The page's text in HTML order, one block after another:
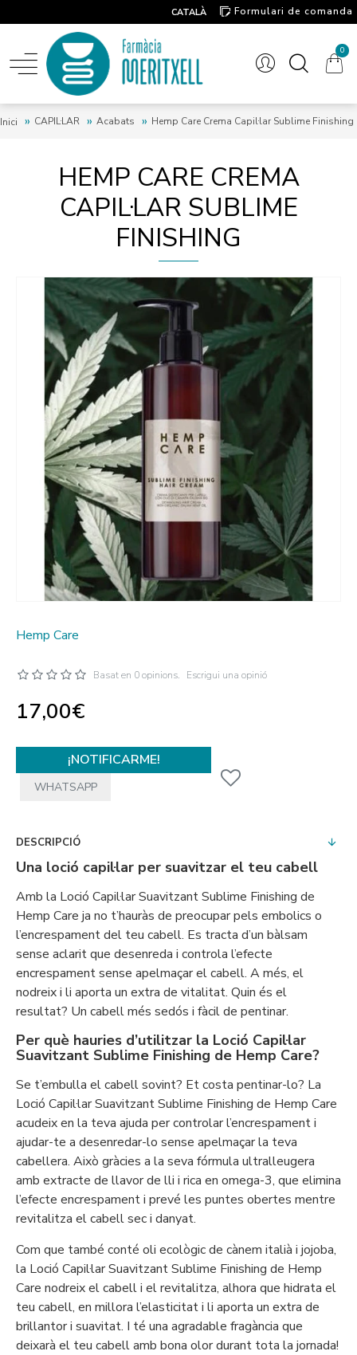
CATALÀ
Formulari de comanda
0
Inici CAPIL·LAR Acabats Hemp Care Crema Capil·lar Sublime Finishing
HEMP CARE CREMA
CAPIL·LAR SUBLIME
FINISHING
Hemp Care
Basat en 0 opinions. Escrigui una opinió
17,00€
¡NOTIFICARME!
WHATSAPP
DESCRIPCIÓ
Una loció capil·lar per suavitzar el teu cabell
Amb la Loció Capil·lar Suavitzant Sublime Finishing de
Hemp Care ja no t’hauràs de preocupar pels embolics o
l’encrespament del teu cabell. Es tracta d’un bàlsam
sense aclarit que desenreda i controla l’efecte
encrespament sense apelmaçar el cabell. A més, el
nodreix i li aporta un extra de vitalitat. Quin és el
resultat? Un cabell més sedós i fàcil de pentinar.
Per què hauries d’utilitzar la Loció Capil·lar
Suavitzant Sublime Finishing de Hemp Care?
Se t’embulla el cabell sovint? Et costa pentinar-lo? La
Loció Capil·lar Suavitzant Sublime Finishing de Hemp Care
acudeix en la teva ajuda per controlar l’encrespament i
ajudar-te a desenredar-lo sense apelmaçar la teva
cabellera. Això gràcies a la seva fórmula ultralleugera
amb extracte de llavor de lli i rica en omega-3, que elimina
l’efecte encrespament i prevé les puntes obertes mentre
revitalitza el cabell sec i danyat.
Com que també conté oli ecològic de cànem italià i jojoba,
la Loció Capil·lar Suavitzant Sublime Finishing de Hemp
Care nodreix el cabell i el revitalitza, alhora que hidrata el
teu cabell, en millora l’elasticitat i li aporta un extra de
brillantor i suavitat. I té una agradable fragància que
deixarà el teu cabell amb bona olor durant tota la jornada!